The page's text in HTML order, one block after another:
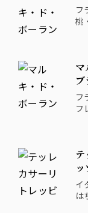
フ
桃
マルキ・ド・ボーラン ソーヴィニヨン
フ
フ
テッレカサーリ トレッビアーノ ダブル
イ
は